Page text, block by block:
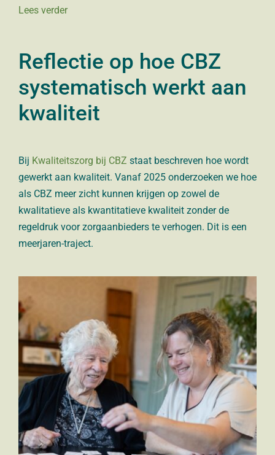
Lees verder
Reflectie op hoe CBZ
systematisch werkt aan
kwaliteit
Bij Kwaliteitszorg bij CBZ staat beschreven hoe wordt
gewerkt aan kwaliteit. Vanaf 2025 onderzoeken we hoe
als CBZ meer zicht kunnen krijgen op zowel de
kwalitatieve als kwantitatieve kwaliteit zonder de
regeldruk voor zorgaanbieders te verhogen. Dit is een
meerjaren-traject.